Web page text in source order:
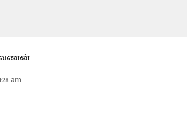
am